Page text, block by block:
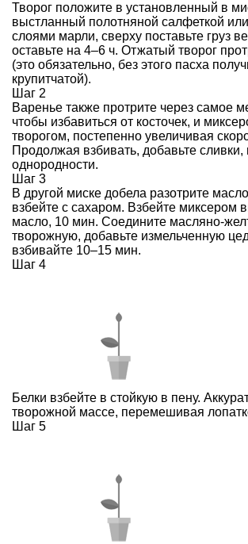
Творог положите в установленный в
выстланный полотняной салфеткой
слоями марли, сверху поставьте груз
оставьте на 4–6 ч. Отжатый творог
(это обязательно, без этого пасха
крупитчатой).
Шаг 2
Варенье также протрите через самое
чтобы избавиться от косточек, и
творогом, постепенно увеличивая
Продолжая взбивать, добавьте сливки,
однородности.
Шаг 3
В другой миске добела разотрите
взбейте с сахаром. Взбейте миксером
масло, 10 мин. Соедините масляно-
творожную, добавьте измельченную
взбивайте 10–15 мин.
Шаг 4
Белки взбейте в стойкую в пену.
творожной массе, перемешивая
Шаг 5